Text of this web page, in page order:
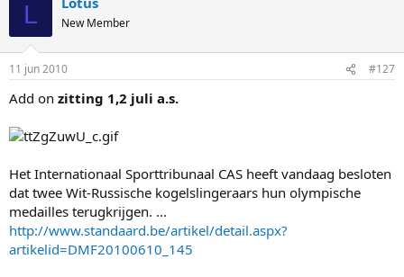
L New Member
11 jun 2010 #127
Add on zitting 1,2 juli a.s.
Het Internationaal Sporttribunaal CAS heeft vandaag besloten
dat twee Wit-Russische kogelslingeraars hun olympische
medailles terugkrijgen. ...
http://www.standaard.be/artikel/detail.aspx?
artikelid=DMF20100610_145